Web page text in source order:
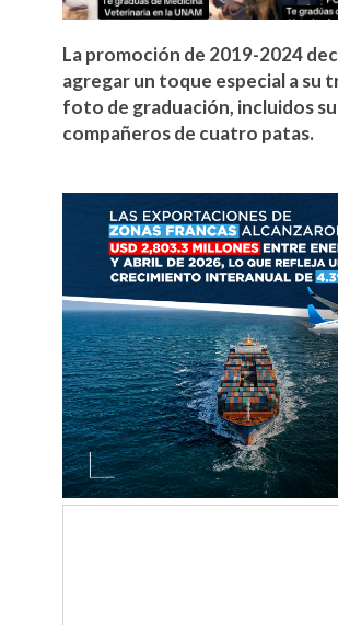
La promoción de 2019-2024
agregar un toque especial a su
foto de graduación, incluidos
compañeros de cuatro patas.